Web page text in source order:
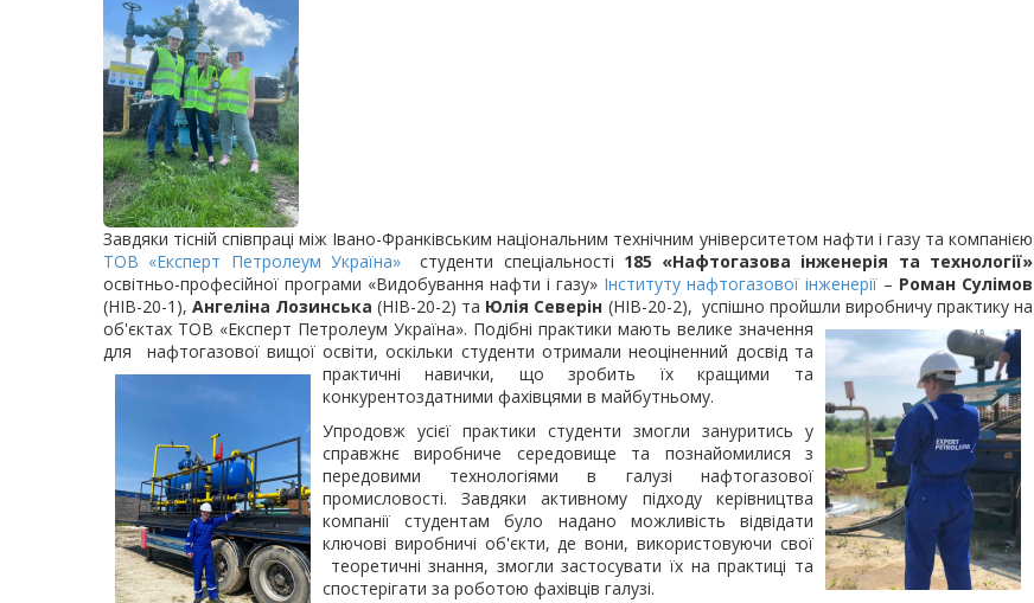
Завдяки тісній співпраці між Івано-Франківським національним технічним університетом нафти і газу та компанією
ТОВ «Експерт Петролеум Україна»
студенти спеціальності 185 «Нафтогазова інженерія та технології»
освітньо-професійної програми «Видобування нафти і газу» Інституту нафтогазової інженерії– Роман Сулімов
(НІВ-20-1),Ангеліна Лозинська (НІВ-20-2) та Юлія Северін (НІВ-20-2), успішно пройшли виробничу практику на
об'єктах ТОВ «Експерт Петролеум Україна». Подібні практики мають велике значення
для нафтогазової вищої освіти, оскільки студенти отримали неоціненний досвід та
практичні навички, щозробить їх кращими та
конкурентоздатними фахівцями в майбутньому.
Упродовж усієї практики студенти змогли зануритись у
справжнє виробниче середовище та познайомилися з
передовими технологіями в галузі нафтогазової
промисловості. Завдяки активному підходу керівництва
компанії студентам було надано можливість відвідати
ключові виробничі об'єкти, де вони, використовуючи свої
теоретичні знання, змогли застосувати їх на практиці та
спостерігати за роботою фахівців галузі.